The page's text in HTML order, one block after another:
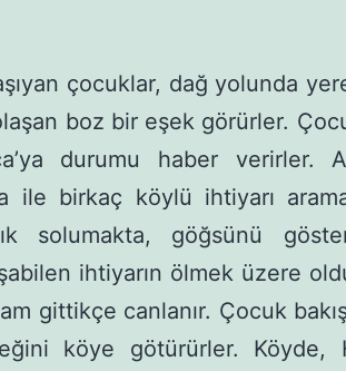
çocuklar, dağ yolunda
boz bir eşek görürler.
durumu haber verirler.
ile birkaç köylü ihtiyarı
solumakta, göğsünü
ihtiyarın ölmek üzere
gittikçe canlanır. Ço­cuk
köye götürürler. Köyde,